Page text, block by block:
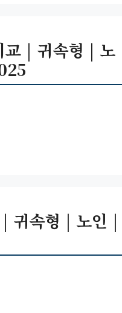
교 | 귀속형 | 노
귀속형 | 노인 |